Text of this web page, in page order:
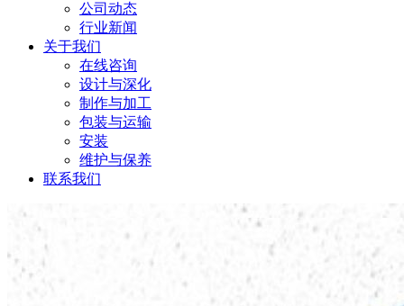
公司动态
行业新闻
关于我们
在线咨询
设计与深化
制作与加工
包装与运输
安装
维护与保养
联系我们